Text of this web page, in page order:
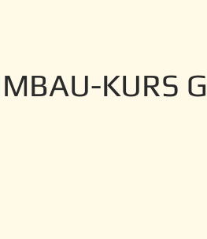
KURS